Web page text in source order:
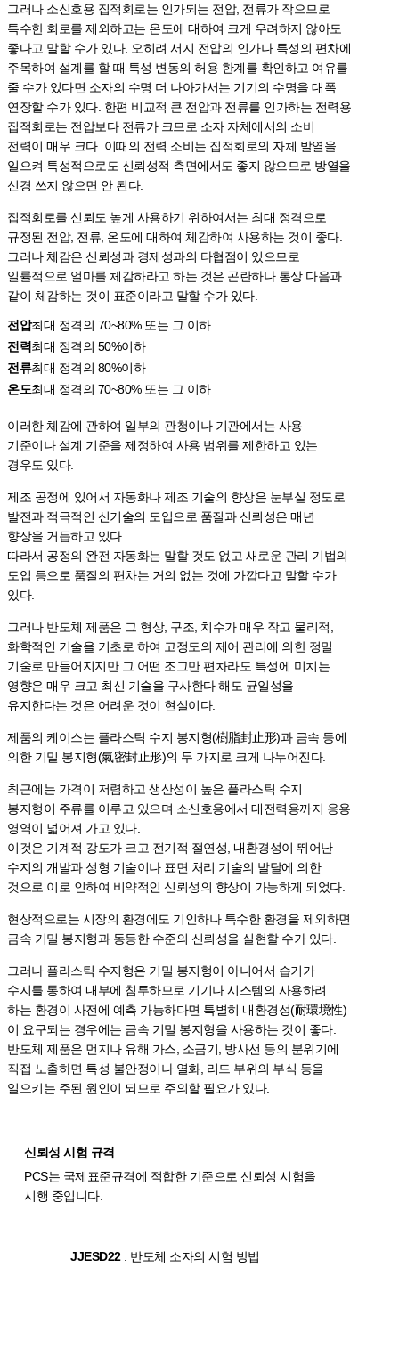
그러나 소신호용 집적회로는 인가되는 전압, 전류가 작으므로
특수한 회로를 제외하고는 온도에 대하여 크게 우려하지 않아도
좋다고 말할 수가 있다. 오히려 서지 전압의 인가나 특성의 편차에
주목하여 설계를 할 때 특성 변동의 허용 한계를 확인하고 여유를
줄 수가 있다면 소자의 수명 더 나아가서는 기기의 수명을 대폭
연장할 수가 있다. 한편 비교적 큰 전압과 전류를 인가하는 전력용
집적회로는 전압보다 전류가 크므로 소자 자체에서의 소비
전력이 매우 크다. 이때의 전력 소비는 집적회로의 자체 발열을
일으켜 특성적으로도 신뢰성적 측면에서도 좋지 않으므로 방열을
신경 쓰지 않으면 안 된다.
집적회로를 신뢰도 높게 사용하기 위하여서는 최대 정격으로
규정된 전압, 전류, 온도에 대하여 체감하여 사용하는 것이 좋다.
그러나 체감은 신뢰성과 경제성과의 타협점이 있으므로
일률적으로 얼마를 체감하라고 하는 것은 곤란하나 통상 다음과
같이 체감하는 것이 표준이라고 말할 수가 있다.
전압최대 정격의 70~80% 또는 그 이하
전력최대 정격의 50%이하
전류최대 정격의 80%이하
온도최대 정격의 70~80% 또는 그 이하
이러한 체감에 관하여 일부의 관청이나 기관에서는 사용
기준이나 설계 기준을 제정하여 사용 범위를 제한하고 있는
경우도 있다.
제조 공정에 있어서 자동화나 제조 기술의 향상은 눈부실 정도로
발전과 적극적인 신기술의 도입으로 품질과 신뢰성은 매년
향상을 거듭하고 있다.
따라서 공정의 완전 자동화는 말할 것도 없고 새로운 관리 기법의
도입 등으로 품질의 편차는 거의 없는 것에 가깝다고 말할 수가
있다.
그러나 반도체 제품은 그 형상, 구조, 치수가 매우 작고 물리적,
화학적인 기술을 기초로 하여 고정도의 제어 관리에 의한 정밀
기술로 만들어지지만 그 어떤 조그만 편차라도 특성에 미치는
영향은 매우 크고 최신 기술을 구사한다 해도 균일성을
유지한다는 것은 어려운 것이 현실이다.
제품의 케이스는 플라스틱 수지 봉지형(樹脂封止形)과 금속 등에
의한 기밀 봉지형(氣密封止形)의 두 가지로 크게 나누어진다.
최근에는 가격이 저렴하고 생산성이 높은 플라스틱 수지
봉지형이 주류를 이루고 있으며 소신호용에서 대전력용까지 응용
영역이 넓어져 가고 있다.
이것은 기계적 강도가 크고 전기적 절연성, 내환경성이 뛰어난
수지의 개발과 성형 기술이나 표면 처리 기술의 발달에 의한
것으로 이로 인하여 비약적인 신뢰성의 향상이 가능하게 되었다.
현상적으로는 시장의 환경에도 기인하나 특수한 환경을 제외하면
금속 기밀 봉지형과 동등한 수준의 신뢰성을 실현할 수가 있다.
그러나 플라스틱 수지형은 기밀 봉지형이 아니어서 습기가
수지를 통하여 내부에 침투하므로 기기나 시스템의 사용하려
하는 환경이 사전에 예측 가능하다면 특별히 내환경성(耐環境性)
이 요구되는 경우에는 금속 기밀 봉지형을 사용하는 것이 좋다.
반도체 제품은 먼지나 유해 가스, 소금기, 방사선 등의 분위기에
직접 노출하면 특성 불안정이나 열화, 리드 부위의 부식 등을
일으키는 주된 원인이 되므로 주의할 필요가 있다.
신뢰성 시험 규격
PCS는 국제표준규격에 적합한 기준으로 신뢰성 시험을
시행 중입니다.
JJESD22: 반도체 소자의 시험 방법